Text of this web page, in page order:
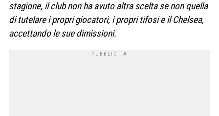
stagione, il club non ha avuto altra scelta se non quella
di tutelare i propri giocatori, i propri tifosi e il Chelsea,
accettando le sue dimissioni.